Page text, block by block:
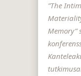
”The
Memory”